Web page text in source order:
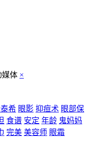
×
希 眼影 抑痘术 眼部保
食谱 安定 年龄 鬼妈妈
完美 美容师 眼霜